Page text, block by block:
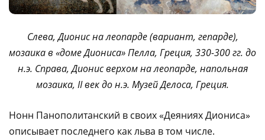
Слева, Дионис на леопарде (вариант, гепарде),
мозаика в «доме Диониса» Пелла, Греция, 330-300 гг. до
н.э. Справа, Дионис верхом на леопарде, напольная
мозаика, II век до н.э. Музей Делоса, Греция.
Нонн Панополитанский в своих «Деяниях Диониса»
описывает последнего как льва в том числе.